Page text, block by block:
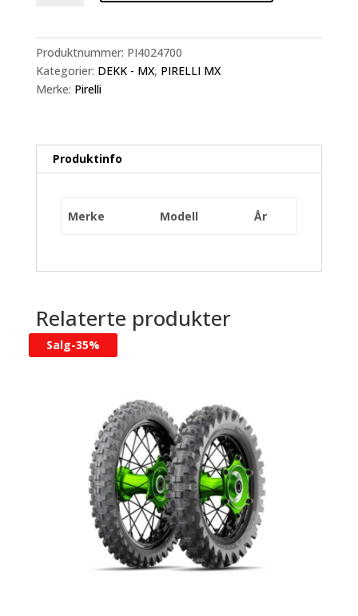
120/90
Produktnummer: PI4024700
Kategorier: DEKK - MX, PIRELLI MX
Merke: Pirelli
Produktinfo
Merke Modell År
Relaterte produkter
Salg-35%